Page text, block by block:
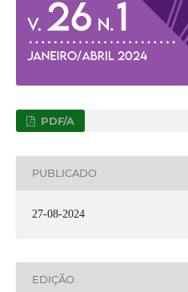
PDF/A
PUBLICADO
27-08-2024
EDIÇÃO